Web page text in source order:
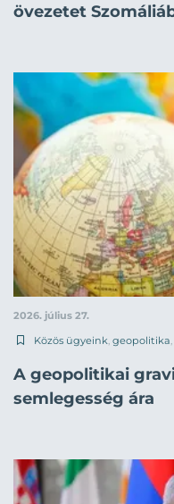
övezetet
2026. július 27.
Közös ügyeink geopolitika
A geopolitikai
semlegesség ára